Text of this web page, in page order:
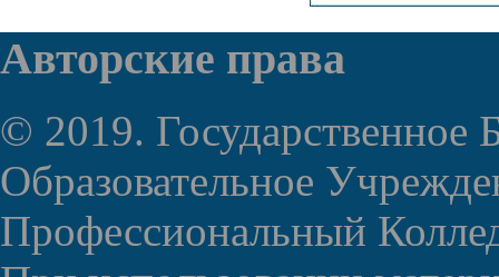
Авторские права
© 2019. Государственное
Образовательное
Профессиональный